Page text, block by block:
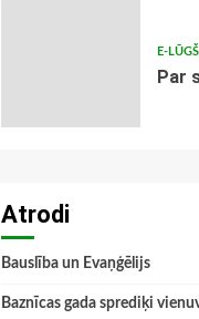
E-
Par
Atrodi
Bauslība un Evaņģēlijs
Baznīcas gada sprediķi